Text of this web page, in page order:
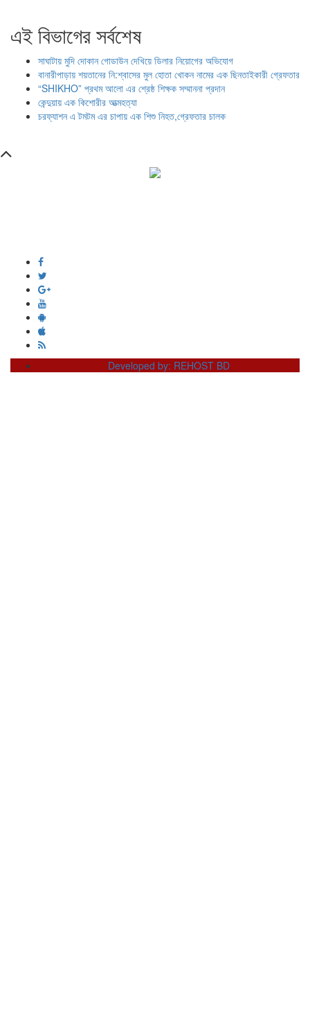
এই বিভাগের সর্বশেষ
সাঘাটায় মুদি দোকান গোডাউন দেখিয়ে ডিলার নিয়োগের অভিযোগ
বানারীপাড়ায় শয়তানের নি:শ্বাসের মুল হোতা খোকন নামের এক ছিনতাইকারী গ্রেফতার
“SHIKHO” প্রথম আলো এর শ্রেষ্ঠ শিক্ষক সম্মাননা প্রদান
কেন্দুয়ায় এক কিশোরীর আত্মহত্যা
চরফ্যাশন এ টমটম এর চাপায় এক শিশু নিহত,গ্রেফতার চালক
Developed by: REHOST BD